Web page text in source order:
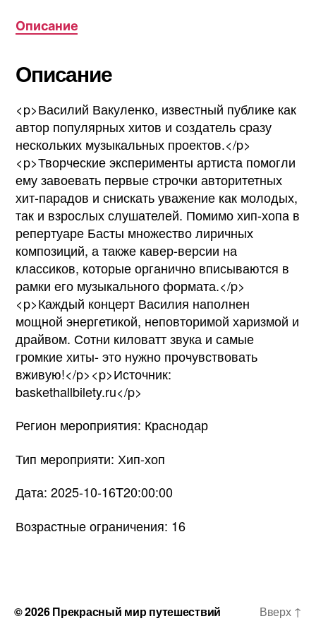
Описание
Описание
<p>Василий Вакуленко, известный публике как
автор популярных хитов и создатель сразу
нескольких музыкальных проектов.</p>
<p>Творческие эксперименты артиста помогли
ему завоевать первые строчки авторитетных
хит-парадов и снискать уважение как молодых,
так и взрослых слушателей. Помимо хип-хопа в
репертуаре Басты множество лиричных
композиций, а также кавер-версии на
классиков, которые органично вписываются в
рамки его музыкального формата.</p>
<p>Каждый концерт Василия наполнен
мощной энергетикой, неповторимой харизмой и
драйвом. Сотни киловатт звука и самые
громкие хиты- это нужно прочувствовать
вживую!</p><p>Источник:
baskethallbilety.ru</p>
Регион мероприятия: Краснодар
Тип мероприяти: Хип-хоп
Дата: 2025-10-16T20:00:00
Возрастные ограничения: 16
© 2026Прекрасный мир путешествий Вверх ↑